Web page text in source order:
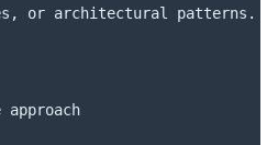
or architectural patterns.